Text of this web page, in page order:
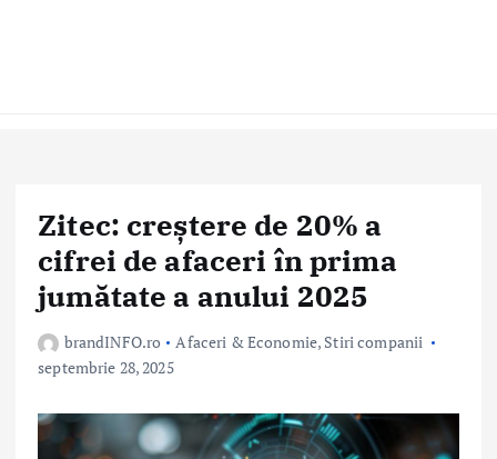
Zitec: creștere de 20% a
cifrei de afaceri în prima
jumătate a anului 2025
brandINFO.ro Afaceri & Economie, Stiri companii
septembrie 28, 2025